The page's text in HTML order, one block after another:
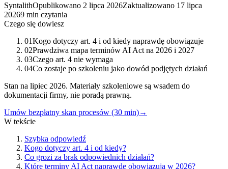
SyntalithOpublikowano 2 lipca 2026Zaktualizowano 17 lipca
20269 min czytania
Czego się dowiesz
01Kogo dotyczy art. 4 i od kiedy naprawdę obowiązuje
02Prawdziwa mapa terminów AI Act na 2026 i 2027
03Czego art. 4 nie wymaga
04Co zostaje po szkoleniu jako dowód podjętych działań
Stan na lipiec 2026. Materiały szkoleniowe są wsadem do
dokumentacji firmy, nie poradą prawną.
Umów bezpłatny skan procesów (30 min)→
W tekście
Szybka odpowiedź
Kogo dotyczy art. 4 i od kiedy?
Co grozi za brak odpowiednich działań?
Które terminy AI Act naprawdę obowiązują w 2026?